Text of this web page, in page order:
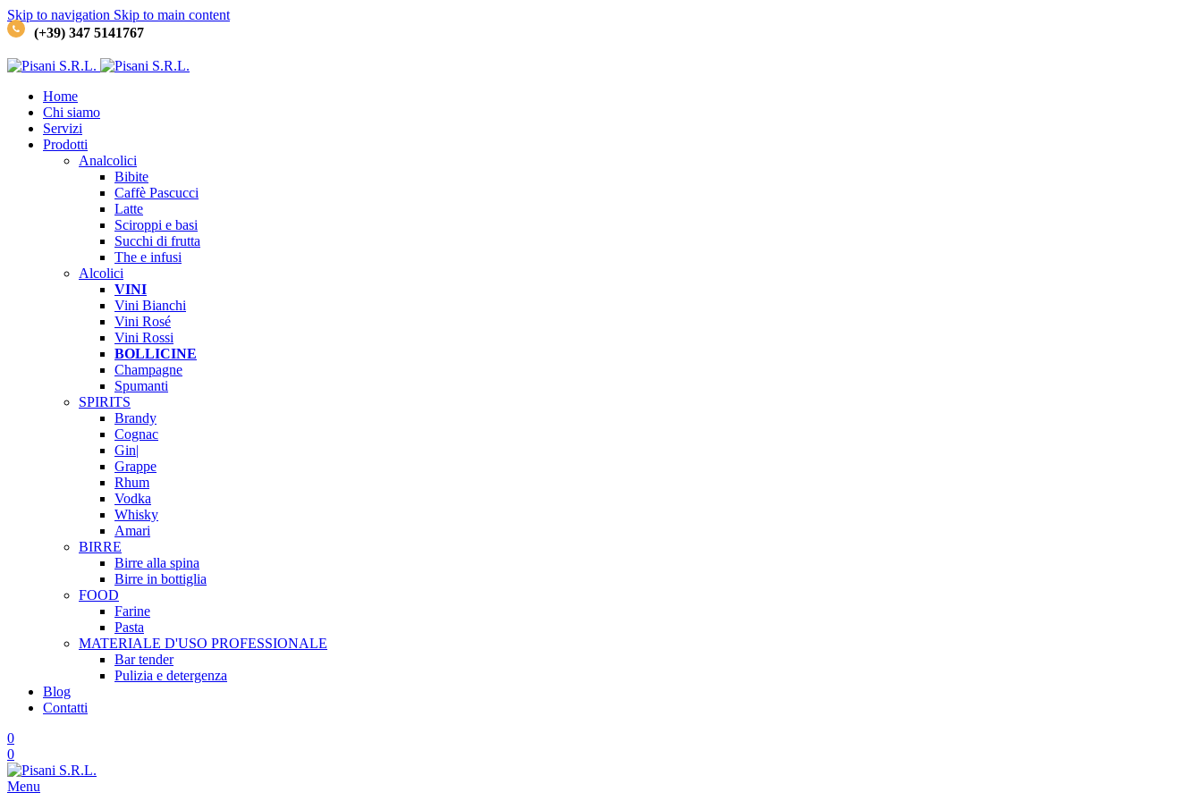
Skip to navigation Skip to main content
(+39) 347 5141767
Home
Chi siamo
Servizi
Prodotti
Analcolici
Bibite
Caffè Pascucci
Latte
Sciroppi e basi
Succhi di frutta
The e infusi
Alcolici
VINI
Vini Bianchi
Vini Rosé
Vini Rossi
BOLLICINE
Champagne
Spumanti
SPIRITS
Brandy
Cognac
Gin|
Grappe
Rhum
Vodka
Whisky
Amari
BIRRE
Birre alla spina
Birre in bottiglia
FOOD
Farine
Pasta
MATERIALE D'USO PROFESSIONALE
Bar tender
Pulizia e detergenza
Blog
Contatti
0
0
Menu